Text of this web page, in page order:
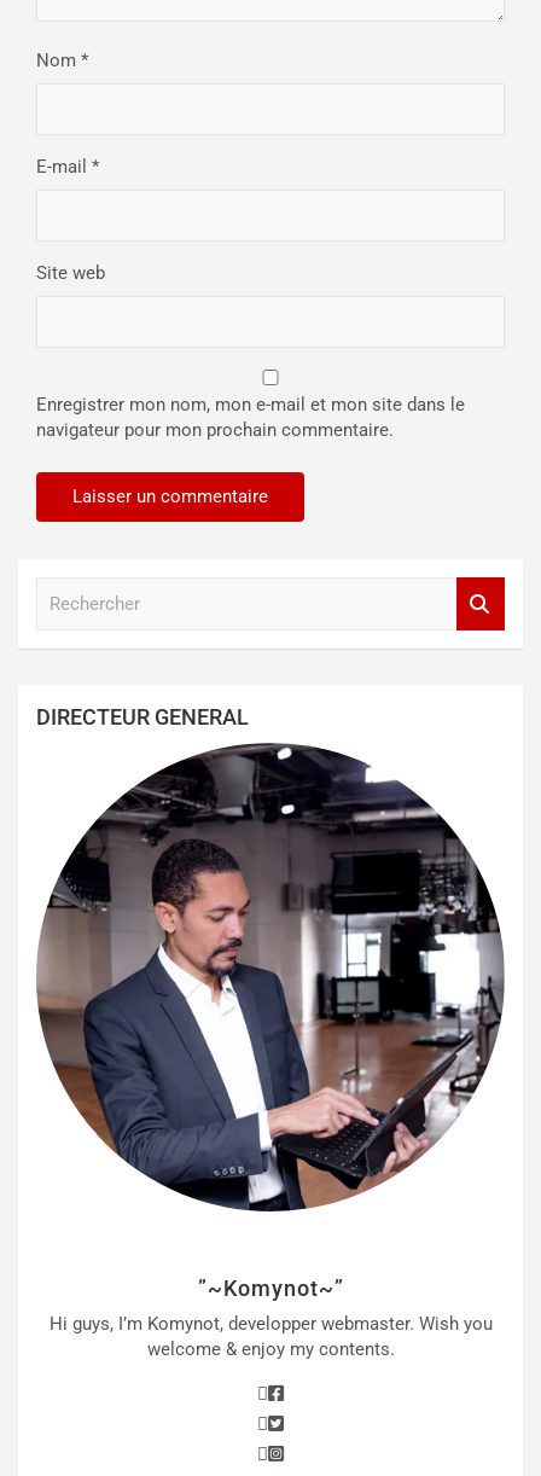
Nom *
E-mail *
Site web
Enregistrer mon nom, mon e-mail et mon site dans le
navigateur pour mon prochain commentaire.
rDIRECTEUR GENERAL
”~Komynot~”
Hi guys, I’m Komynot, developper webmaster. Wish you
welcome & enjoy my contents.